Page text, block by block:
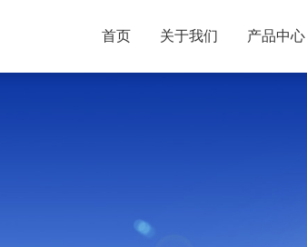
首页 关于我们 产品中心